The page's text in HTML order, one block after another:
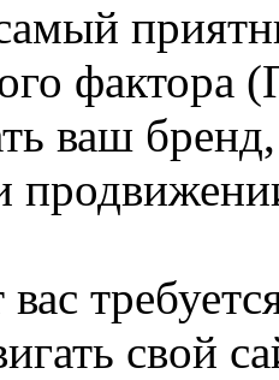
ваш
свой